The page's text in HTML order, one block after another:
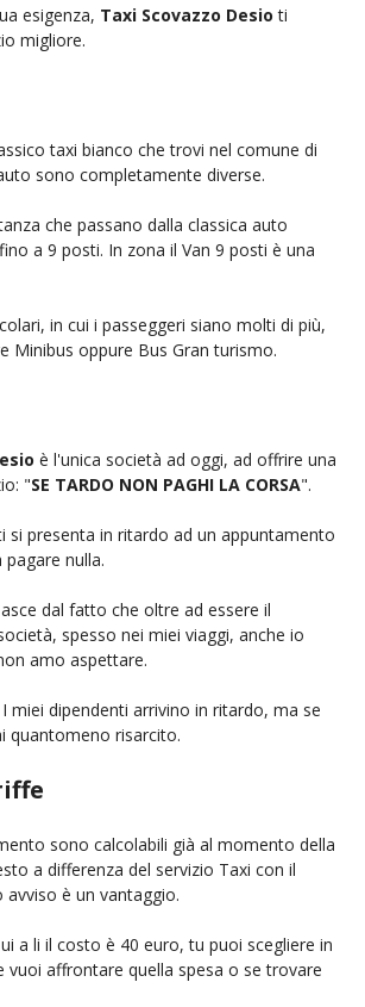
esigenza, Taxi Scovazzo Desio ti
migliore.
taxi bianco che trovi nel comune di
sono completamente diverse.
che passano dalla classica auto
a 9 posti. In zona il Van 9 posti è una
in cui i passeggeri siano molti di più,
Minibus oppure Bus Gran turismo.
è l'unica società ad oggi, ad offrire una
"SE TARDO NON PAGHI LA CORSA".
si presenta in ritardo ad un appuntamento
nulla.
dal fatto che oltre ad essere il
spesso nei miei viaggi, anche io
amo aspettare.
miei dipendenti arrivino in ritardo, ma se
quantomeno risarcito.
sono calcolabili già al momento della
a differenza del servizio Taxi con il
è un vantaggio.
a li il costo è 40 euro, tu puoi scegliere in
vuoi affrontare quella spesa o se trovare